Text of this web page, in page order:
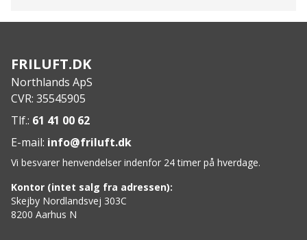
det meste. Rygsækken er MOLLE kompatibel og
udgang til drikkesystem og velcrolapper på
forsiden til mærker og badges. For at sikre en
optimal bærekomfort, er Xocet 35L rygsækken
udstyret med tykt polstrede skulderstopper og
ventilation, så sved og fugt bliver ledet væk fra din
hud og du har nemmere ved at komme af med
overskydende varme.
Features:
Super slidstærkt 600D heavy duty nylon
FRILUFT.DK
Northlands ApS
CVR: 35545905
Tlf.: 61 41 00 62
E-mail: info@friluft.dk
Vi besvarer henvendelser indenfor 24 timer på hverdage.
Kontor (intet salg fra adressen):
Skejby Nordlandsvej 303C
8200 Aarhus N